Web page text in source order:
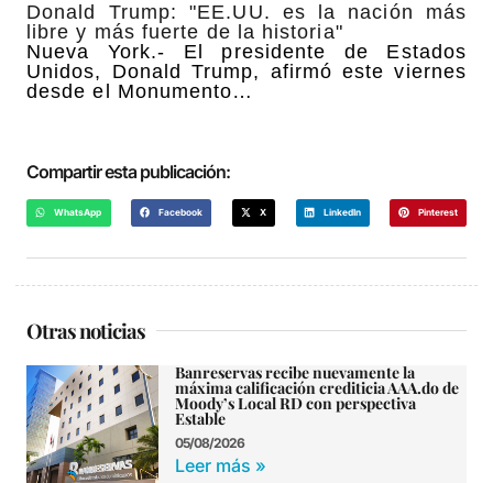
Donald Trump: "EE.UU. es la nación más
libre y más fuerte de la historia"
Nueva York.- El presidente de Estados
Unidos, Donald Trump, afirmó este viernes
desde el Monumento…
Compartir esta publicación:
WhatsApp Facebook X LinkedIn Pinterest
Otras noticias
Banreservas recibe nuevamente la
máxima calificación crediticia AAA.do de
Moody’s Local RD con perspectiva
Estable
05/08/2026
Leer más »